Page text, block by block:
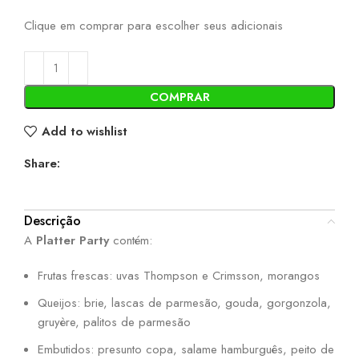
Clique em comprar para escolher seus adicionais
COMPRAR
Add to wishlist
Share:
Descrição
A Platter Partycontém:
Frutas frescas: uvas Thompson e Crimsson, morangos
Queijos: brie, lascas de parmesão, gouda, gorgonzola,
gruyère, palitos de parmesão
Embutidos: presunto copa, salame hamburguês, peito de